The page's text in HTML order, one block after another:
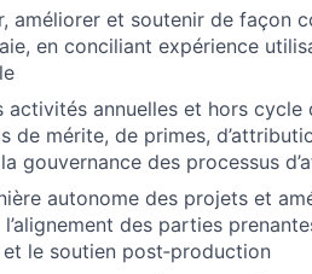
améliorer et soutenir de façon
en conciliant expérience
activités annuelles et hors
de mérite, de primes,
gouvernance des processus
autonome des projets et
des parties
le soutien post‑production